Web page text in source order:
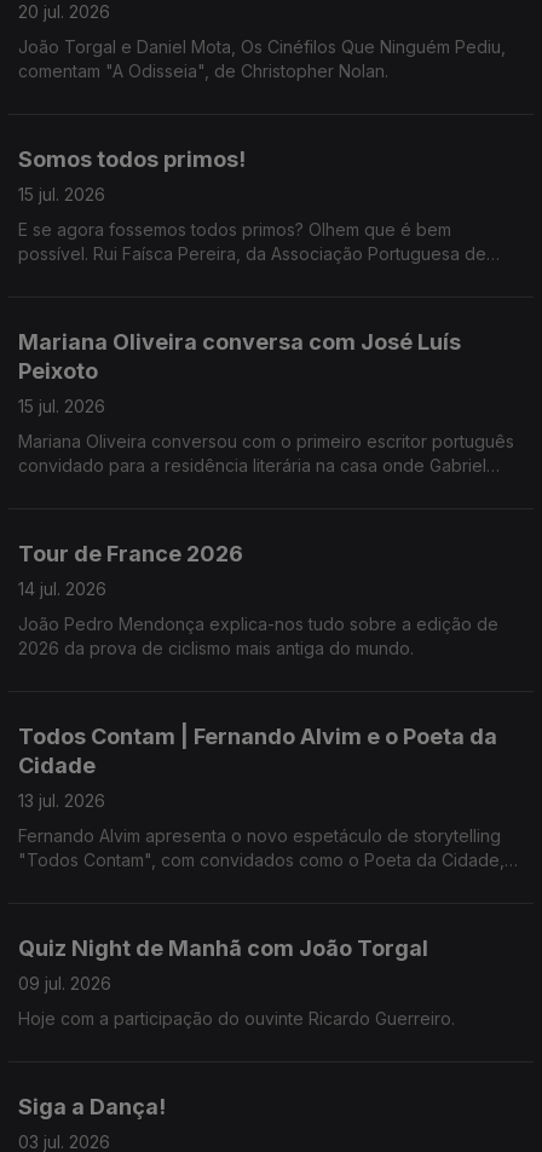
20 jul. 2026
João Torgal e Daniel Mota, Os Cinéfilos Que Ninguém Pediu,
comentam "A Odisseia", de Christopher Nolan.
Somos todos primos!
15 jul. 2026
E se agora fossemos todos primos? Olhem que é bem
possível. Rui Faísca Pereira, da Associação Portuguesa de
Mariana Oliveira conversa com José Luís
Peixoto
15 jul. 2026
Mariana Oliveira conversou com o primeiro escritor português
convidado para a residência literária na casa onde Gabriel
Tour de France 2026
14 jul. 2026
João Pedro Mendonça explica-nos tudo sobre a edição de
2026 da prova de ciclismo mais antiga do mundo.
Todos Contam | Fernando Alvim e o Poeta da
Cidade
13 jul. 2026
Fernando Alvim apresenta o novo espetáculo de storytelling
"Todos Contam", com convidados como o Poeta da Cidade,
Quiz Night de Manhã com João Torgal
09 jul. 2026
Hoje com a participação do ouvinte Ricardo Guerreiro.
Siga a Dança!
03 jul. 2026